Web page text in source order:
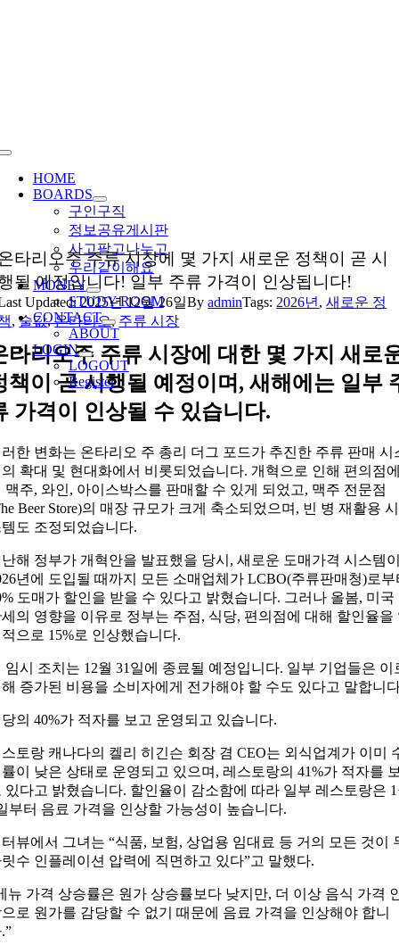
Toggle
Navigation
HOME
BOARDS
구인구직
정보공유게시판
사고팔고나누고
우리같이해요
MONEY
STUDY ROOM
CONTACT
ABOUT
LOGIN
LOGOUT
Register
타리오주 주류 시장에 몇 가지 새로운 정책이 곧 시
될 예정입니다! 일부 주류 가격이 인상됩니다!
Updated: 2025년 12월 26일ByadminTags: 2026년 ,새로운 정
,술값,온타리오, 주류 시장
타리오주 주류 시장에 대한 몇 가지 새로
책이 곧 시행될 예정이며, 새해에는 일부
가격이 인상될 수 있습니다.
한 변화는 온타리오 주 총리 더그 포드가 추진한 주류 판매 시
확대 및 현대화에서 비롯되었습니다. 개혁으로 인해 편의점
맥주, 와인, 아이스박스를 판매할 수 있게 되었고, 맥주 전문점
Beer Store)의 매장 규모가 크게 축소되었으며, 빈 병 재활용 시
도 조정되었습니다.
해 정부가 개혁안을 발표했을 당시, 새로운 도매가격 시스템
년에 도입될 때까지 모든 소매업체가 LCBO(주류판매청)로부
도매가 할인을 받을 수 있다고 밝혔습니다. 그러나 올봄, 미국
의 영향을 이유로 정부는 주점, 식당, 편의점에 대해 할인율을
으로 15%로 인상했습니다.
임시 조치는 12월 31일에 종료될 예정입니다. 일부 기업들은 이
증가된 비용을 소비자에게 전가해야 할 수도 있다고 말합니
의 40%가 적자를 보고 운영되고 있습니다.
토랑 캐나다의 켈리 히긴슨 회장 겸 CEO는 외식업계가 이미
이 낮은 상태로 운영되고 있으며, 레스토랑의 41%가 적자를
있다고 밝혔습니다. 할인율이 감소함에 따라 일부 레스토랑은
부터 음료 가격을 인상할 가능성이 높습니다.
뷰에서 그녀는 “식품, 보험, 상업용 임대료 등 거의 모든 것이
수 인플레이션 압력에 직면하고 있다”고 말했다.
뉴 가격 상승률은 원가 상승률보다 낮지만, 더 이상 음식 가격
로 원가를 감당할 수 없기 때문에 음료 가격을 인상해야 합니